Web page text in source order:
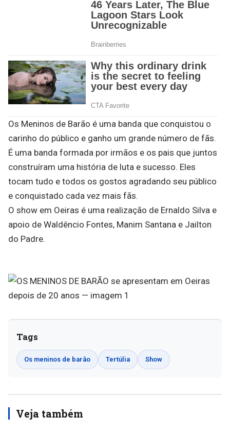
Os Meninos de Barão é uma banda que conquistou o
carinho do público e ganho um grande número de fãs.
É uma banda formada por irmãos e os pais que juntos
construíram uma história de luta e sucesso. Eles
tocam tudo e todos os gostos agradando seu público
e conquistado cada vez mais fãs.
O show em Oeiras é uma realização de Ernaldo Silva e
apoio de Waldêncio Fontes, Manim Santana e Jailton
do Padre.
Tags
Os meninos de barâo Tertúlia Show
Veja também